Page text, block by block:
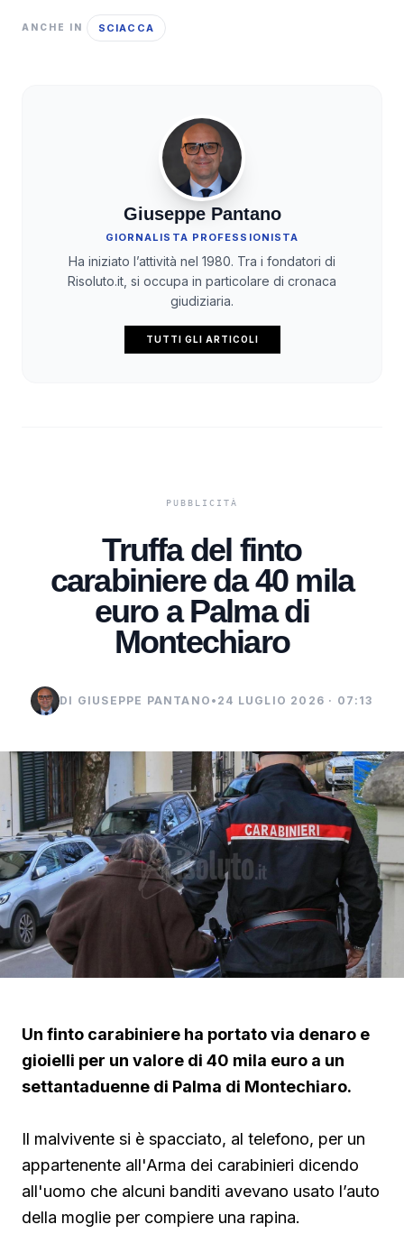
ANCHE IN SCIACCA
Giuseppe Pantano
GIORNALISTA PROFESSIONISTA
Ha iniziato l’attività nel 1980. Tra i fondatori di
Risoluto.it, si occupa in particolare di cronaca
giudiziaria.
TUTTI GLI ARTICOLI
Truffa del finto
carabiniere da 40 mila
euro a Palma di
Montechiaro
DI GIUSEPPE PANTANO • 24 LUGLIO 2026 · 07:13
Un finto carabiniere ha portato via denaro e
gioielli per un valore di 40 mila euro a un
settantaduenne di Palma di Montechiaro.
Il malvivente si è spacciato, al telefono, per un
appartenente all'Arma dei carabinieri dicendo
all'uomo che alcuni banditi avevano usato l’auto
della moglie per compiere una rapina.